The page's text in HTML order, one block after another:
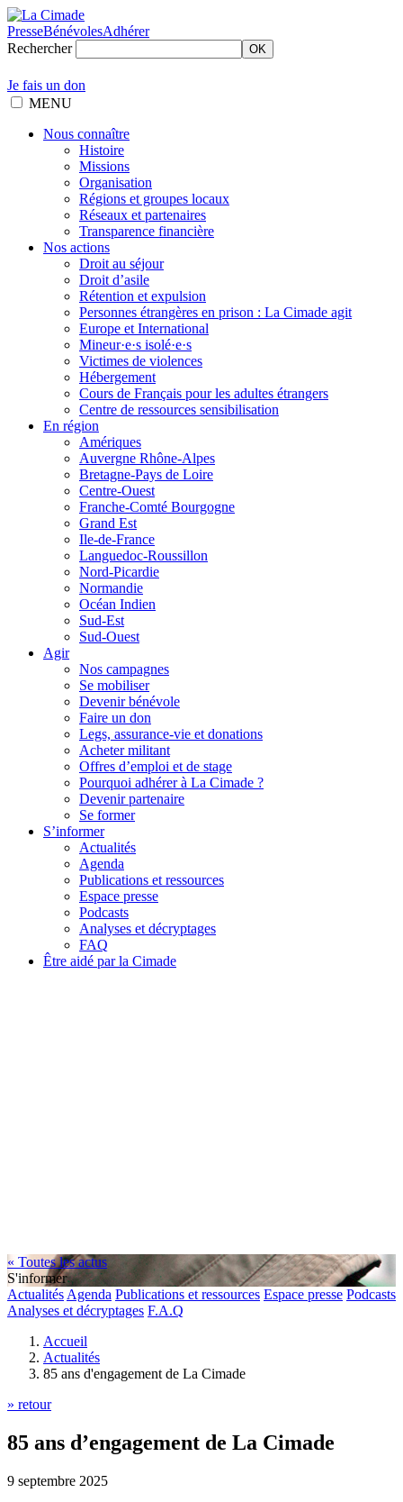
PresseBénévolesAdhérer
Rechercher
OK
Je fais un don
MENU
Nous connaître
Histoire
Missions
Organisation
Régions et groupes locaux
Réseaux et partenaires
Transparence financière
Nos actions
Droit au séjour
Droit d’asile
Rétention et expulsion
Personnes étrangères en prison : La Cimade agit
Europe et International
Mineur·e·s isolé·e·s
Victimes de violences
Hébergement
Cours de Français pour les adultes étrangers
Centre de ressources sensibilisation
En région
Amériques
Auvergne Rhône-Alpes
Bretagne-Pays de Loire
Centre-Ouest
Franche-Comté Bourgogne
Grand Est
Ile-de-France
Languedoc-Roussillon
Nord-Picardie
Normandie
Océan Indien
Sud-Est
Sud-Ouest
Agir
Nos campagnes
Se mobiliser
Devenir bénévole
Faire un don
Legs, assurance-vie et donations
Acheter militant
Offres d’emploi et de stage
Pourquoi adhérer à La Cimade ?
Devenir partenaire
Se former
S’informer
Actualités
Agenda
Publications et ressources
Espace presse
Podcasts
Analyses et décryptages
FAQ
Être aidé par la Cimade
« Toutes les actus
S'informer
Actualités Agenda Publications et ressources Espace presse Podcasts
Analyses et décryptages F.A.Q
Accueil
Actualités
85 ans d'engagement de La Cimade
» retour
85 ans d’engagement de La Cimade
9 septembre 2025